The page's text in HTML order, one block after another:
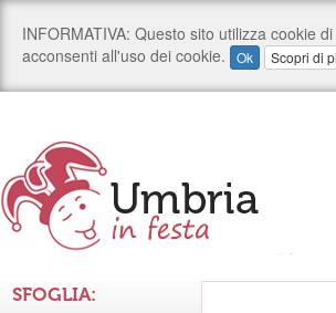
SFOGLIA: